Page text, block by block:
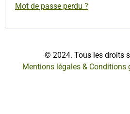
Mot de passe perdu ?
© 2024. Tous les droits
Mentions légales & Conditions